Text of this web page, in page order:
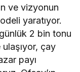
ve vizyonun
yaratıyor.
2 bin tonu
çay
payı